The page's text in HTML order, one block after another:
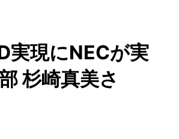
実現にNECが実
杉崎真美さ